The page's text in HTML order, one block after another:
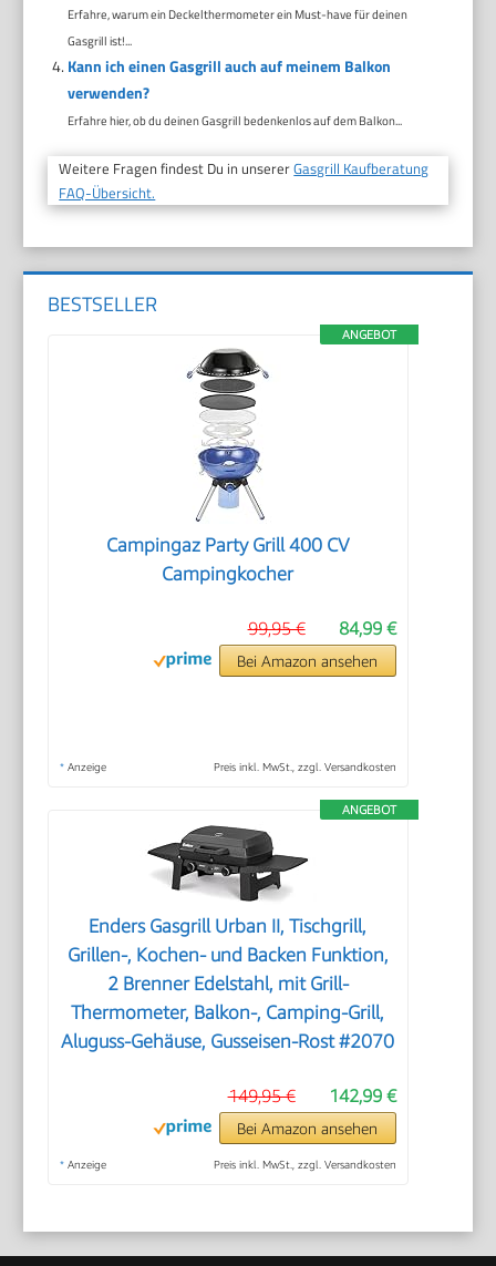
Erfahre, warum ein Deckelthermometer ein Must-have für deinen
Gasgrill ist!...
Kann ich einen Gasgrill auch auf meinem Balkon
verwenden?
Erfahre hier, ob du deinen Gasgrill bedenkenlos auf dem Balkon...
Weitere Fragen findest Du in unsererGasgrill Kaufberatung
FAQ-Übersicht.
BESTSELLER
ANGEBOT
Campingaz Party Grill 400 CV
Campingkocher
84,99 €
99,95 €
Bei Amazon ansehen
* Anzeige Preis inkl. MwSt., zzgl. Versandkosten
ANGEBOT
Enders Gasgrill Urban II, Tischgrill,
Grillen-, Kochen- und Backen Funktion,
2 Brenner Edelstahl, mit Grill-
Thermometer, Balkon-, Camping-Grill,
Aluguss-Gehäuse, Gusseisen-Rost #2070
142,99 €
149,95 €
Bei Amazon ansehen
* Anzeige Preis inkl. MwSt., zzgl. Versandkosten